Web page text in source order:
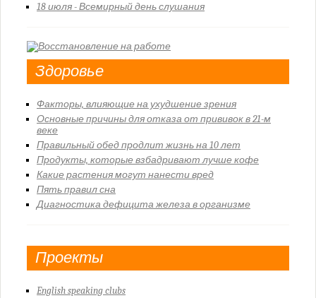
18 июля - Всемирный день слушания
Здоровье
Факторы, влияющие на ухудшение зрения
Основные причины для отказа от прививок в 21-м
веке
Правильный обед продлит жизнь на 10 лет
Продукты, которые взбадривают лучше кофе
Какие растения могут нанести вред
Пять правил сна
Диагностика дефицита железа в организме
Проекты
English speaking clubs